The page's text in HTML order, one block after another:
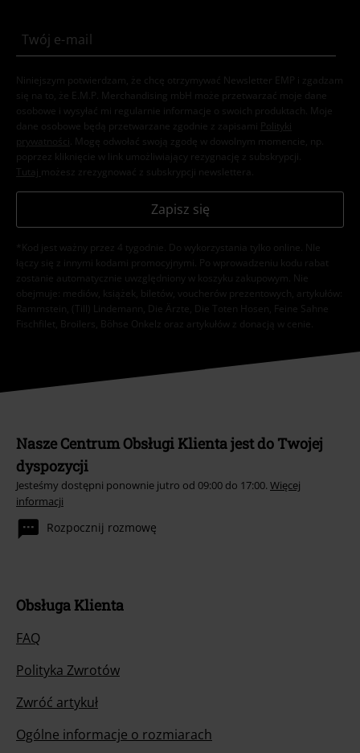
Niniejszym potwierdzam, że chcę otrzymywać Newsletter EMP i zgadzam
się na to, że E.M.P. Merchandising mbH może przetwarzać moje dane
osobowe i wysyłać mi regularnie informacje o swoich produktach. Moje
dane osobowe będą przetwarzane zgodnie z zapisami
Polityki
prywatności . Mogę odwołać swoją zgodę w dowolnym momencie, np.
poprzez kliknięcie w link umożliwiający rezygnację z subskrypcji.
Tutaj możesz zrezygnować z subskrypcji newslettera.
Zapisz się
*Kod jest ważny przez 4 tygodnie. Do wykorzystania tylko online. NIe
łączy się z innymi kodami promocyjnymi. Po wprowadzeniu kodu rabat
zostanie automatycznie uwzględniony w koszyku zakupowym. Nie
obejmuje: mediów, książek, biletów, voucherów prezentowych, artykułów:
Rammstein, (Till) Lindemann, Die Ärzte, Die Toten Hosen, Feine Sahne
Fischfilet, Broilers, Böhse Onkelz oraz artykułów z donacją w cenie.
Nasze Centrum Obsługi Klienta jest do Twojej
dyspozycji
Jesteśmy dostępni ponownie jutro od 09:00 do 17:00. Więcej
informacji
Rozpocznij rozmowę
Obsługa Klienta
FAQ
Polityka Zwrotów
Zwróć artykuł
Ogólne informacje o rozmiarach